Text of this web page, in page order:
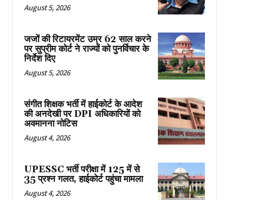
August 5, 2026
जजों की रिटायरमेंट उम्र 62 साल करने
पर सुप्रीम कोर्ट ने राज्यों को पुनर्विचार के
निर्देश दिए
August 5, 2026
संगीत शिक्षक भर्ती में हाईकोर्ट के आदेश
की अनदेखी पर DPI अधिकारियों को
अवमानना नोटिस
August 4, 2026
UPESSC भर्ती परीक्षा में 125 में से
35 प्रश्न गलत, हाईकोर्ट पहुंचा मामला
August 4, 2026